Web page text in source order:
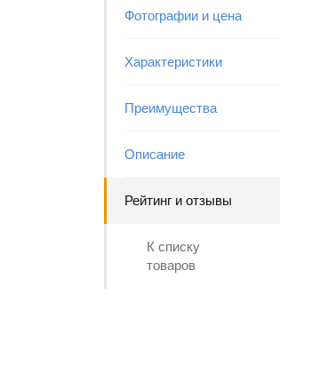
Фотографии и цена
Характеристики
Преимущества
Описание
Рейтинг и отзывы
К списку
товаров